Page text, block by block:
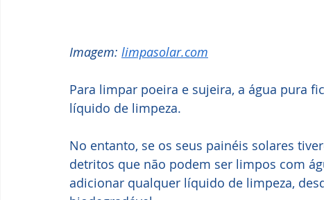
Imagem: limpasolar.com
Para limpar poeira e sujeira, a água pura
líquido de limpeza.
No entanto, se os seus painéis solares
detritos que não podem ser limpos com
adicionar qualquer líquido de limpeza,